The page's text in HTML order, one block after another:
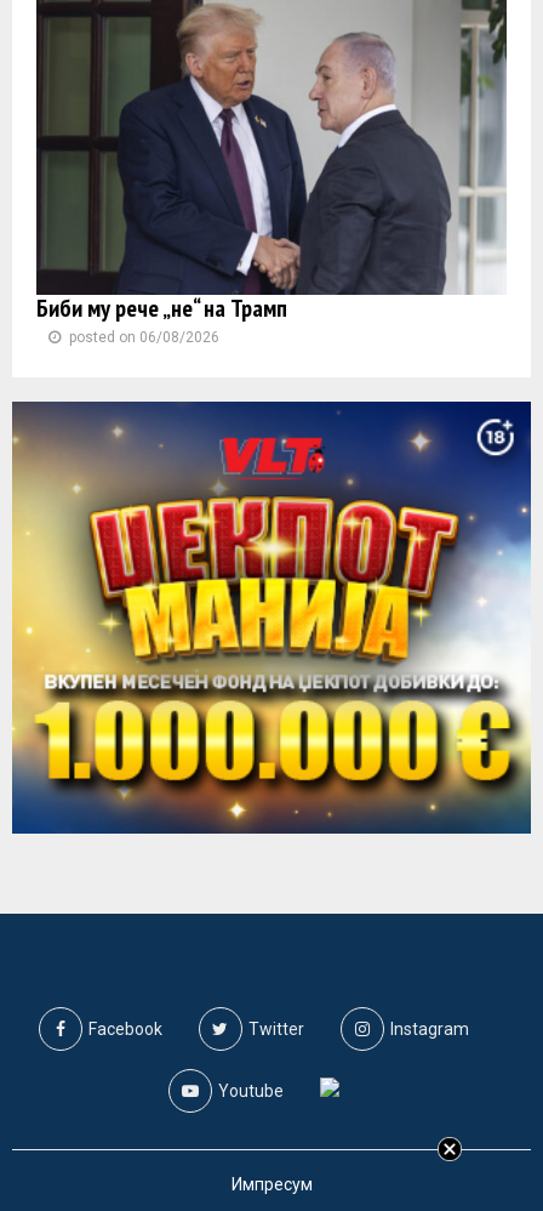
Биби му рече „не“ на Трамп
posted on 06/08/2026
Facebook Twitter Instagram
Youtube
Импресум